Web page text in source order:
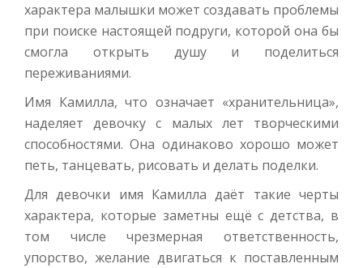
характера малышки может создавать проблемы
при поиске настоящей подруги, которой она бы
смогла открыть душу и поделиться
переживаниями.
Имя Камилла, что означает «хранительница»,
наделяет девочку с малых лет творческими
способностями. Она одинаково хорошо может
петь, танцевать, рисовать и делать поделки.
Для девочки имя Камилла даёт такие черты
характера, которые заметны ещё с детства, в
том числе чрезмерная ответственность,
упорство, желание двигаться к поставленным